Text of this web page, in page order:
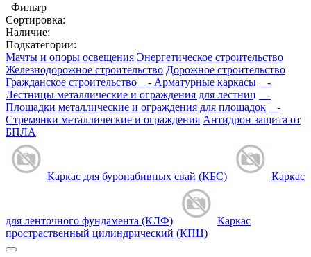
Фильтр
Сортировка:
Наличие:
Подкатегории:
Мачты и опоры освещения Энергетическое строительство
Железнодорожное строительство Дорожное строительство
Гражданское строительство
- Арматурные каркасы
-
Лестницы металлические и ограждения для лестниц
-
Площадки металлические и ограждения для площадок
-
Стремянки металлические и ограждения Антидрон защита от
БПЛА
Каркас для буронабивных свай (КБС) Каркас
для ленточного фундамента (КЛФ)
Каркас
простраственный цилиндрический (КПЦ)